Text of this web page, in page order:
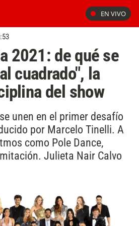
EN VIVO
2021: de qué se
cuadrado", la
del show
unen en el primer desafío
por Marcelo Tinelli. A
como Pole Dance,
Julieta Nair Calvo